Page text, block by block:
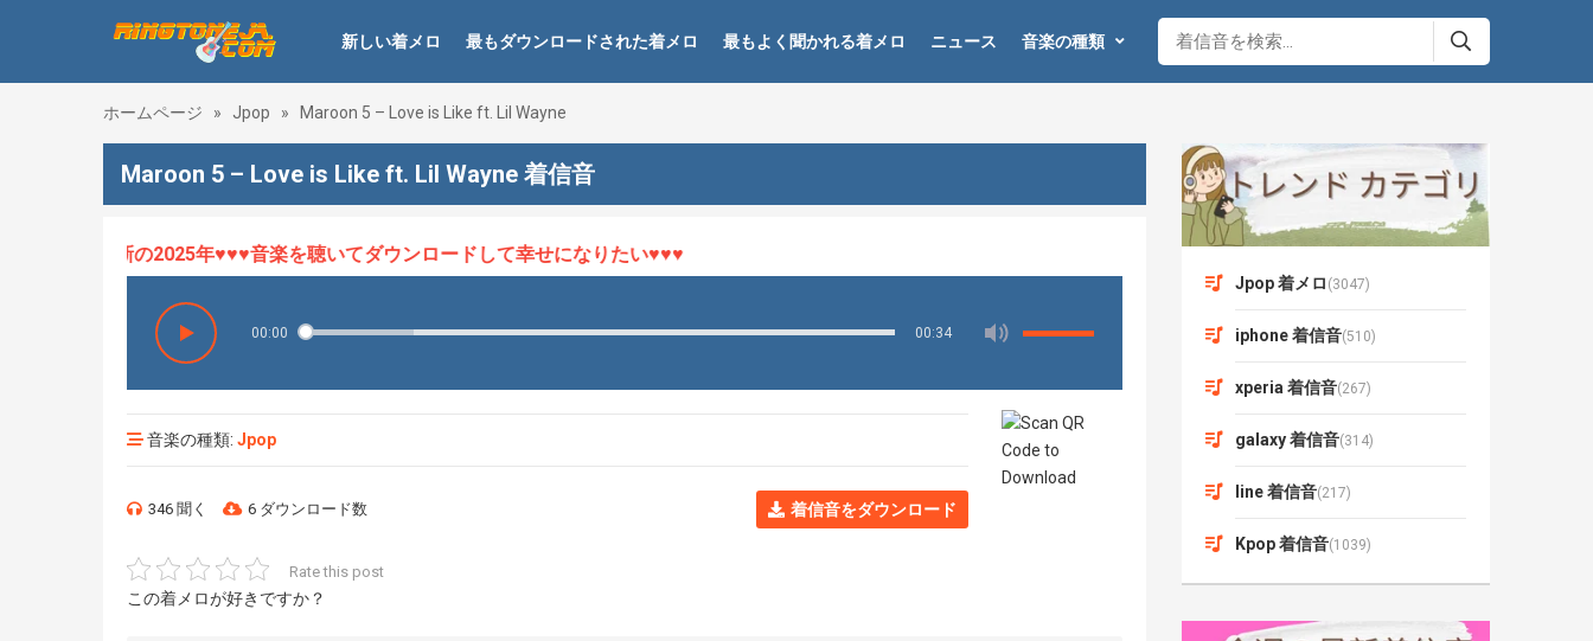
新しい着メロ 最もダウンロードされた着メロ 最もよく聞かれる着メロ ニュース 音楽の種類
ホームページ » Jpop » Maroon 5 – Love is Like ft. Lil Wayne
Maroon 5 – Love is Like ft. Lil Wayne 着信音
、最新の2025年♥♥♥音楽を聴いてダウンロードして幸せになりたい♥♥♥
00:00 00:34
音楽の種類: Jpop
346 聞く 6 ダウンロード数 着信音をダウンロード
Rate this post
この着メロが好きですか？
Jpop 着メロ (3047)
iphone 着信音(510)
xperia 着信音(267)
galaxy 着信音(314)
line 着信音(217)
Kpop 着信音(1039)